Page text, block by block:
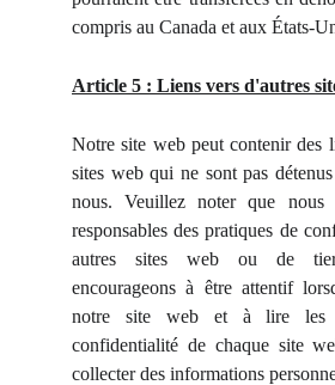
compris au Canada et aux États-
Article 5 : Liens vers d'autres
Notre site web peut contenir des
sites web qui ne sont pas
nous. Veuillez noter que nous
responsables des pratiques de
autres sites web ou de
encourageons à être attentif
notre site web et à lire les
confidentialité de chaque site
collecter des informations